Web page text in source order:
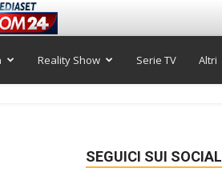
Reality Show Serie TV Altri
SEGUICI SUI SOCIAL